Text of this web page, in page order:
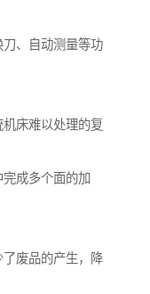
、自动测量等功
床难以处理的复
成多个面的加
废品的产生，降